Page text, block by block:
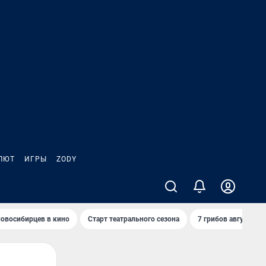
ИГРЫ ZODY
в кино Старт театрального сезона 7 грибов августа